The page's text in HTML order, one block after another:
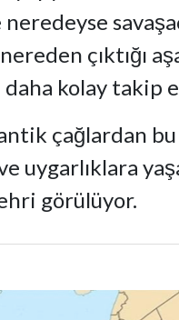
çıktığı
kolay takip
çağlardan bu
uygarlıklara
görülüyor.